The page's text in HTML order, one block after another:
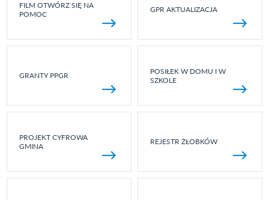
FILM OTWÓRZ SIĘ NA
POMOC
GPR AKTUALIZACJA
GRANTY PPGR
POSIŁEK W DOMU I W
SZKOLE
PROJEKT CYFROWA
GMINA
REJESTR ŻŁOBKÓW